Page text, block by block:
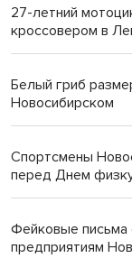
27-летний
кроссовером в
Белый гриб
Новосибирском
Спортсмены
перед Днем
Фейковые
предприятиям